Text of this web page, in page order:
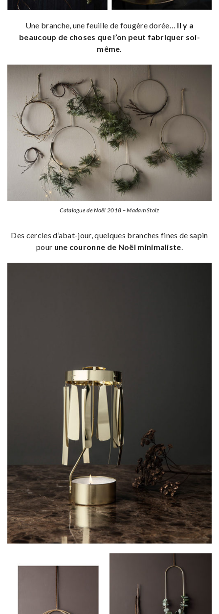
Une branche, une feuille de fougère dorée… Il y a
beaucoup de choses que l’on peut fabriquer soi-
même.
Catalogue de Noël 2018 – Madam Stolz
Des cercles d’abat-jour, quelques branches fines de sapin
pour une couronne de Noël minimaliste